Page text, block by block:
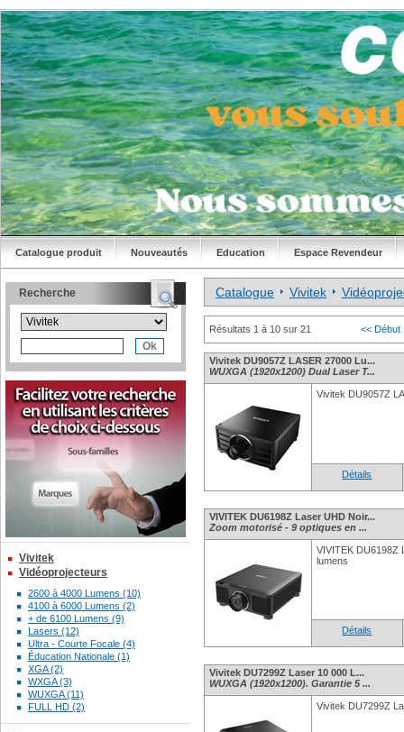
Catalogue produit Nouveautés Education Espace Revendeur
Recherche
Vivitek
Vidéoprojecteurs
2600 à 4000 Lumens (10)
4100 à 6000 Lumens (2)
+ de 6100 Lumens (9)
Lasers (12)
Ultra - Courte Focale (4)
Éducation Nationale (1)
XGA (2)
WXGA (3)
WUXGA (11)
FULL HD (2)
Catalogue Vivitek
Résultats 1 à 10 sur 21 << Début
Vivitek DU9057Z LASER 27000 Lu...
WUXGA (1920x1200) Dual Laser T...
Vivitek DU9057Z
Détails
VIVITEK DU6198Z Laser UHD Noir...
Zoom motorisé - 9 optiques en ...
VIVITEK DU6198Z
lumens
Détails
Vivitek DU7299Z Laser 10 000 L...
WUXGA (1920x1200). Garantie 5 ...
Vivitek DU7299Z